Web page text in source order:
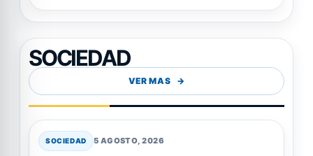
SOCIEDAD
VER MAS
SOCIEDAD 5 AGOSTO, 2026